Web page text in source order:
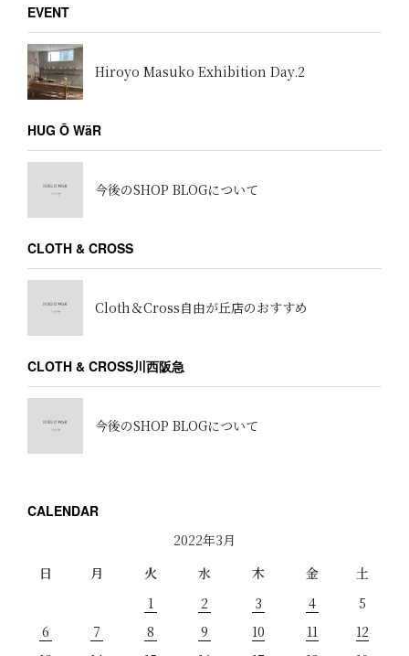
EVENT
Hiroyo Masuko Exhibition Day.2
HUG Ō WäR
今後のSHOP BLOGについて
CLOTH & CROSS
Cloth＆Cross自由が丘店のおすすめ
CLOTH & CROSS川西阪急
今後のSHOP BLOGについて
CALENDAR
2022年3月
日
月 火 水 木 金
土
1
2 3 4
5
6
7 8 9 10 11
12